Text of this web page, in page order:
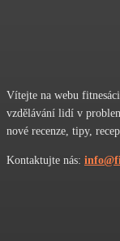
Vítejte na webu
vzdělávání lidí v
nové recenze, tipy,
Kontaktujte nás: